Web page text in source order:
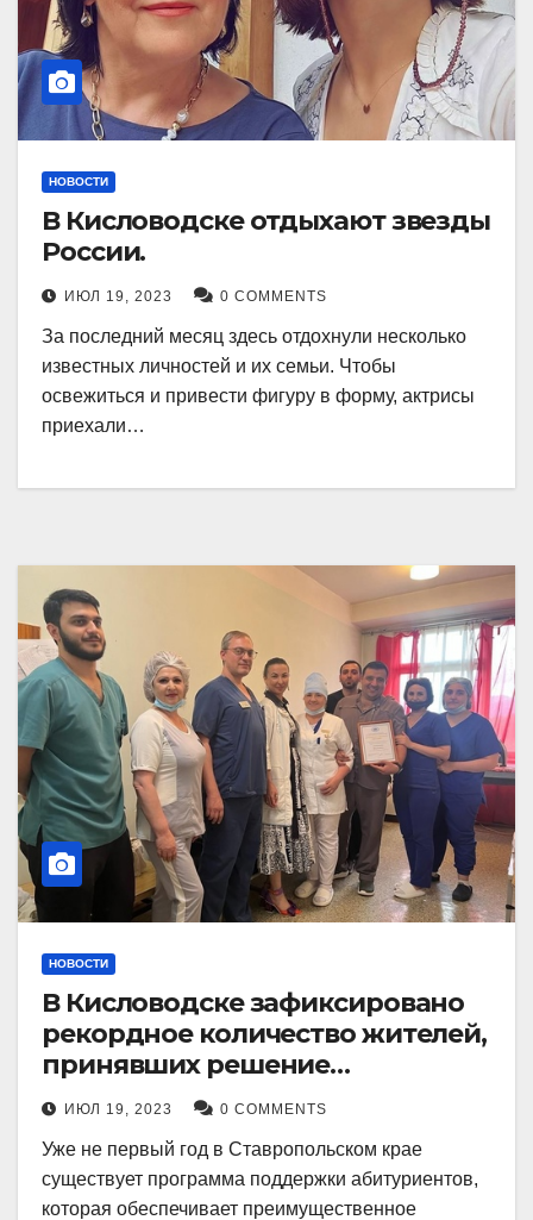
НОВОСТИ
В Кисловодске отдыхают звезды
России.
ИЮЛ 19, 2023 0 COMMENTS
За последний месяц здесь отдохнули несколько
известных личностей и их семьи. Чтобы
освежиться и привести фигуру в форму, актрисы
приехали…
НОВОСТИ
В Кисловодске зафиксировано
рекордное количество жителей,
принявших решение
воспользоваться
установленными мерами, с
целью поступления в
медицинский вуз в районе.
ИЮЛ 19, 2023 0 COMMENTS
Уже не первый год в Ставропольском крае
существует программа поддержки абитуриентов,
которая обеспечивает преимущественное